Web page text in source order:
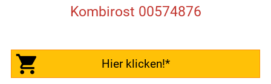
Kombirost 00574876
Hier klicken!*